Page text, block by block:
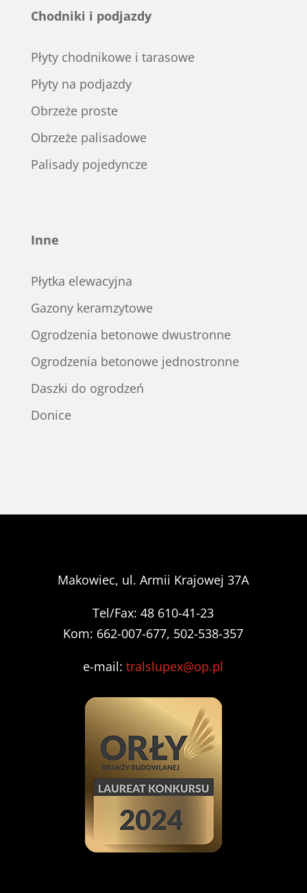
Chodniki i podjazdy
Płyty chodnikowe i tarasowe
Płyty na podjazdy
Obrzeże proste
Obrzeże palisadowe
Palisady pojedyncze
Inne
Płytka elewacyjna
Gazony keramzytowe
Ogrodzenia betonowe dwustronne
Ogrodzenia betonowe jednostronne
Daszki do ogrodzeń
Donice
Makowiec, ul. Armii Krajowej 37A
Tel/Fax: 48 610-41-23
Kom: 662-007-677, 502-538-357
e-mail:tralslupex@op.pl